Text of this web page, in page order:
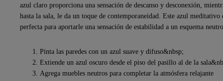
azul claro proporciona una sensación de descanso y desconexión,
hasta la sala, le da un toque de contemporaneidad. Este azul
perfecta para aportarle una sensación de estabilidad a un esquema
Pinta las paredes con un azul suave y difuso&nbsp;
Extiende un azul oscuro desde el piso del pasillo al de la
Agrega muebles neutros para completar la atmósfera relajante